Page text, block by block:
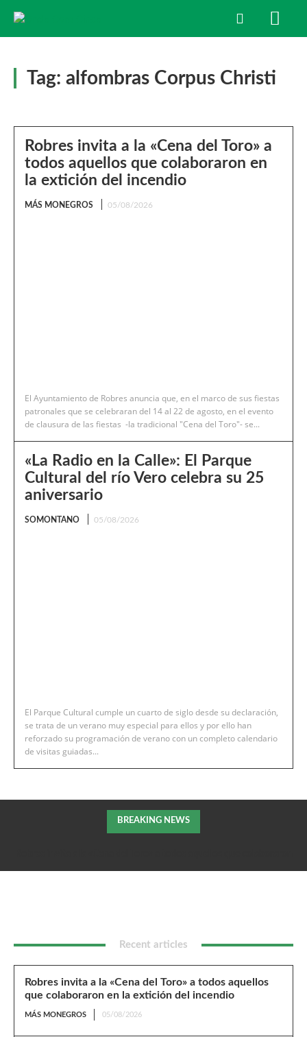
Tag: alfombras Corpus Christi
Robres invita a la «Cena del Toro» a
todos aquellos que colaboraron en
la extición del incendio
MÁS MONEGROS 05/08/2026
El Ayuntamiento de Robres anuncia que, en el marco de sus fiestas
patronales que se celebraran del 14 al 22 de agosto, en el evento
de clausura de las fiestas -la tradicional "Cena del Toro"- se...
«La Radio en la Calle»: El Parque
Cultural del río Vero celebra su 25
aniversario
SOMONTANO 05/08/2026
El Parque Cultural cumple un cuarto de siglo desde su declaración,
se trata de un verano muy especial para ellos y por ello han
reforzado su programación de verano con un completo calendario
de visitas guiadas...
BREAKING NEWS
Recent articles
Robres invita a la «Cena del Toro» a todos aquellos
que colaboraron en la extición del incendio
MÁS MONEGROS 05/08/2026